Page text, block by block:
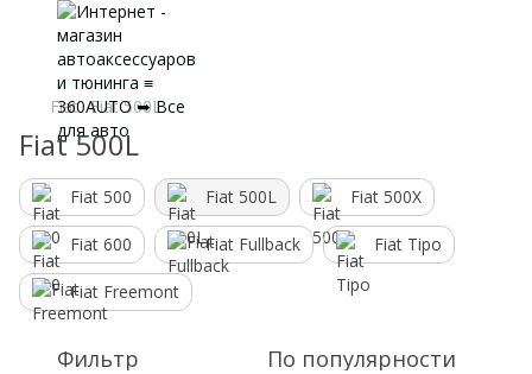
Fiat Fiat 500L
Fiat 500L
Fiat 500 Fiat 500L Fiat 500X
Fiat 600 Fiat Fullback Fiat Tipo
Fiat Freemont
Фильтр По популярности